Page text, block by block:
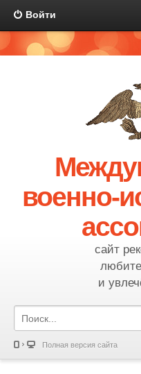
Войти
военно-
сайт
и
Полная версия сайта